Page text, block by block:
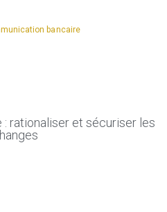
rationaliser et sécuriser les